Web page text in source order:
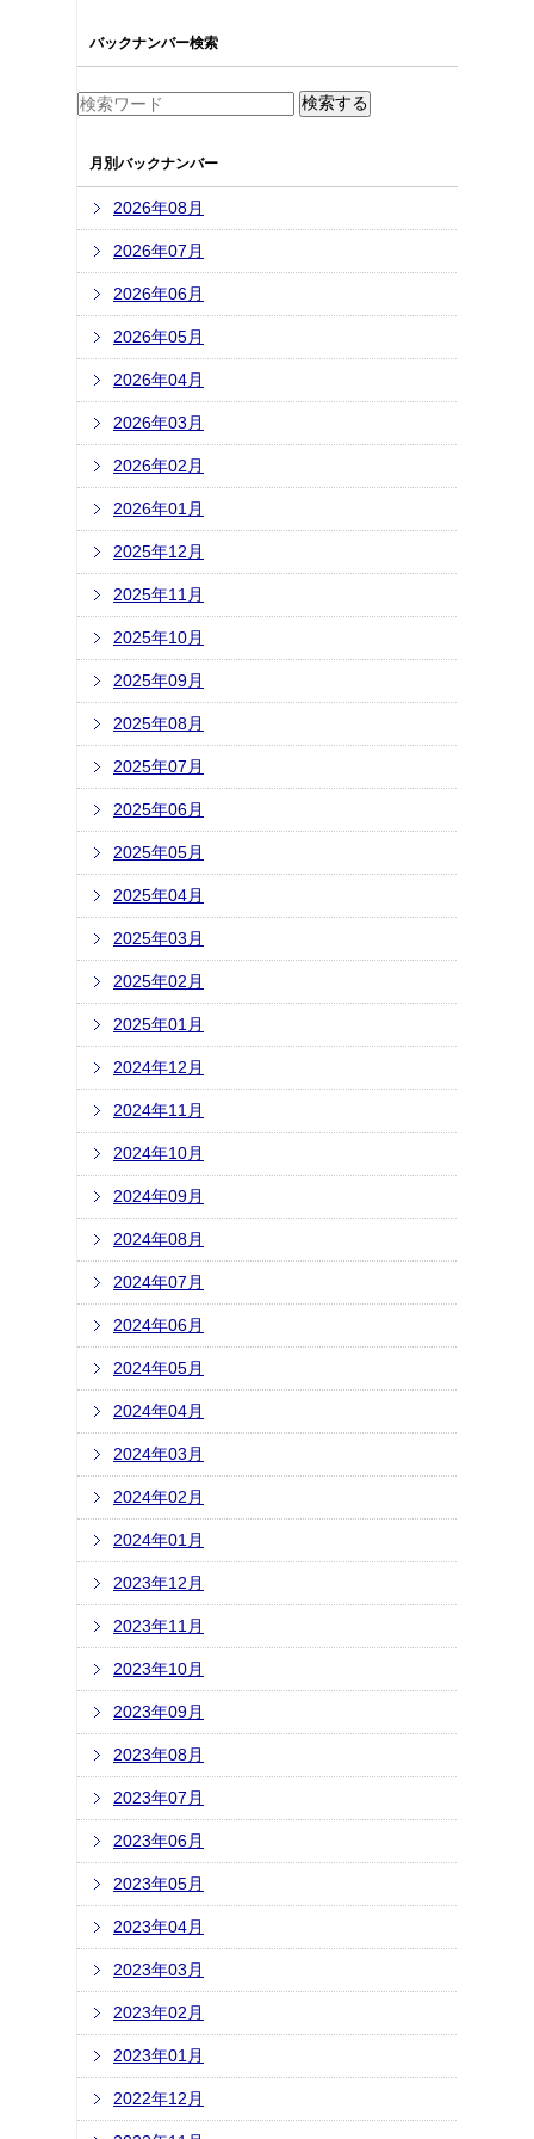
バックナンバー検索
月別バックナンバー
2026年08月
2026年07月
2026年06月
2026年05月
2026年04月
2026年03月
2026年02月
2026年01月
2025年12月
2025年11月
2025年10月
2025年09月
2025年08月
2025年07月
2025年06月
2025年05月
2025年04月
2025年03月
2025年02月
2025年01月
2024年12月
2024年11月
2024年10月
2024年09月
2024年08月
2024年07月
2024年06月
2024年05月
2024年04月
2024年03月
2024年02月
2024年01月
2023年12月
2023年11月
2023年10月
2023年09月
2023年08月
2023年07月
2023年06月
2023年05月
2023年04月
2023年03月
2023年02月
2023年01月
2022年12月